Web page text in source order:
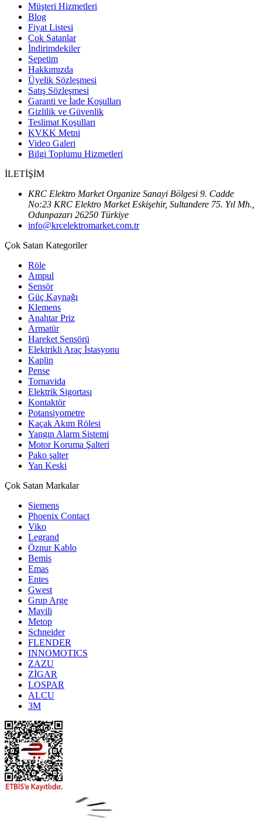
Müşteri Hizmetleri
Blog
Fiyat Listesi
Çok Satanlar
İndirimdekiler
Sepetim
Hakkımızda
Üyelik Sözleşmesi
Satış Sözleşmesi
Garanti ve İade Koşulları
Gizlilik ve Güvenlik
Teslimat Koşulları
KVKK Metni
Video Galeri
Bilgi Toplumu Hizmetleri
İLETİŞİM
KRC Elektro Market Organize Sanayi Bölgesi 9. Cadde
No:23 KRC Elektro Market Eskişehir, Sultandere 75. Yıl Mh.,
Odunpazarı 26250 Türkiye
info@krcelektromarket.com.tr
Çok Satan Kategoriler
Röle
Ampul
Sensör
Güç Kaynağı
Klemens
Anahtar Priz
Armatür
Hareket Sensörü
Elektrikli Araç İstasyonu
Kaplin
Pense
Tornavida
Elektrik Sigortası
Kontaktör
Potansiyometre
Kaçak Akım Rölesi
Yangın Alarm Sistemi
Motor Koruma Şalteri
Pako şalter
Yan Keski
Çok Satan Markalar
Siemens
Phoenix Contact
Viko
Legrand
Öznur Kablo
Bemis
Emas
Entes
Gwest
Grup Arge
Mavili
Metop
Schneider
FLENDER
INNOMOTICS
ZAZU
ZİGAR
LOSPAR
ALCU
3M